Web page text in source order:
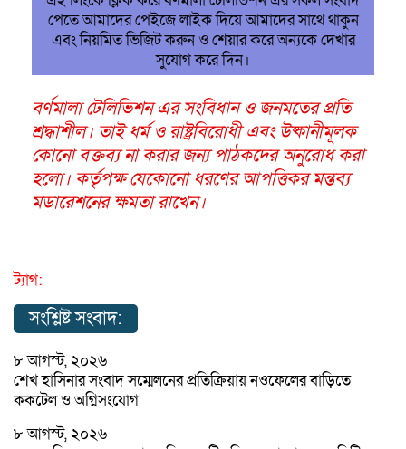
পেতে আমাদের পেইজে লাইক দিয়ে আমাদের সাথে থাকুন
এবং নিয়মিত ভিজিট করুন ও শেয়ার করে অন্যকে দেখার
সুযোগ করে দিন।
বর্ণমালা টেলিভিশন এর সংবিধান ও জনমতের প্রতি
শ্রদ্ধাশীল। তাই ধর্ম ও রাষ্ট্রবিরোধী এবং উষ্কানীমূলক
কোনো বক্তব্য না করার জন্য পাঠকদের অনুরোধ করা
হলো। কর্তৃপক্ষ যেকোনো ধরণের আপত্তিকর মন্তব্য
মডারেশনের ক্ষমতা রাখেন।
ট্যাগ:
সংশ্লিষ্ট সংবাদ:
৮ আগস্ট, ২০২৬
শেখ হাসিনার সংবাদ সম্মেলনের প্রতিক্রিয়ায় নওফেলের বাড়িতে
ককটেল ও অগ্নিসংযোগ
৮ আগস্ট, ২০২৬